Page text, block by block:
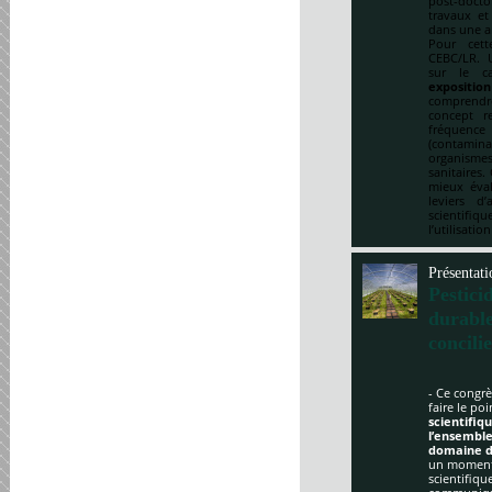
travaux
dans une
Pour
CEBC/
sur le
concept
sanitaires.
mieux
leviers
- Ce
faire le
domaine
un